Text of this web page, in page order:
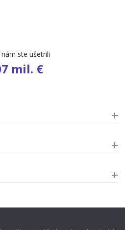
ponúk
9 461